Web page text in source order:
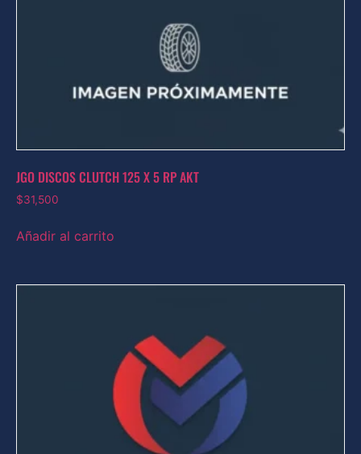
JGO DISCOS CLUTCH 125 X 5 RP AKT
$31,500
Añadir al carrito